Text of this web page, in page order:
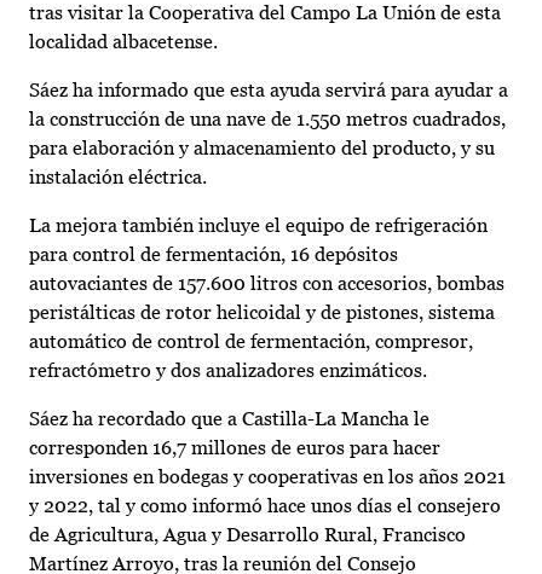
tras visitar la Cooperativa del Campo La Unión de esta
localidad albacetense.
Sáez ha informado que esta ayuda servirá para ayudar a
la construcción de una nave de 1.550 metros cuadrados,
para elaboración y almacenamiento del producto, y su
instalación eléctrica.
La mejora también incluye el equipo de refrigeración
para control de fermentación, 16 depósitos
autovaciantes de 157.600 litros con accesorios, bombas
peristálticas de rotor helicoidal y de pistones, sistema
automático de control de fermentación, compresor,
refractómetro y dos analizadores enzimáticos.
Sáez ha recordado que a Castilla-La Mancha le
corresponden 16,7 millones de euros para hacer
inversiones en bodegas y cooperativas en los años 2021
y 2022, tal y como informó hace unos días el consejero
de Agricultura, Agua y Desarrollo Rural, Francisco
Martínez Arroyo, tras la reunión del Consejo